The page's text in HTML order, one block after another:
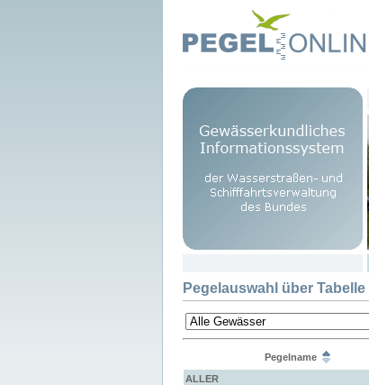
Pegelauswahl über Tabelle
Pegelname
ALLER